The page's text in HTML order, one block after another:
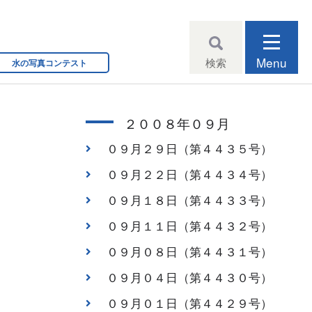
水の写真コンテスト Menu
検索
２００８年０９月
０９月２９日（第４４３５号）
０９月２２日（第４４３４号）
０９月１８日（第４４３３号）
０９月１１日（第４４３２号）
０９月０８日（第４４３１号）
０９月０４日（第４４３０号）
０９月０１日（第４４２９号）